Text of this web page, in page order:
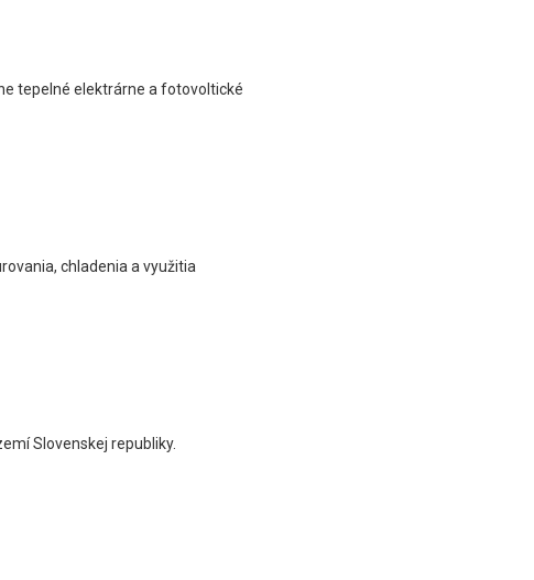
tepelné elektrárne a fotovoltické
chladenia a využitia
Slovenskej republiky.